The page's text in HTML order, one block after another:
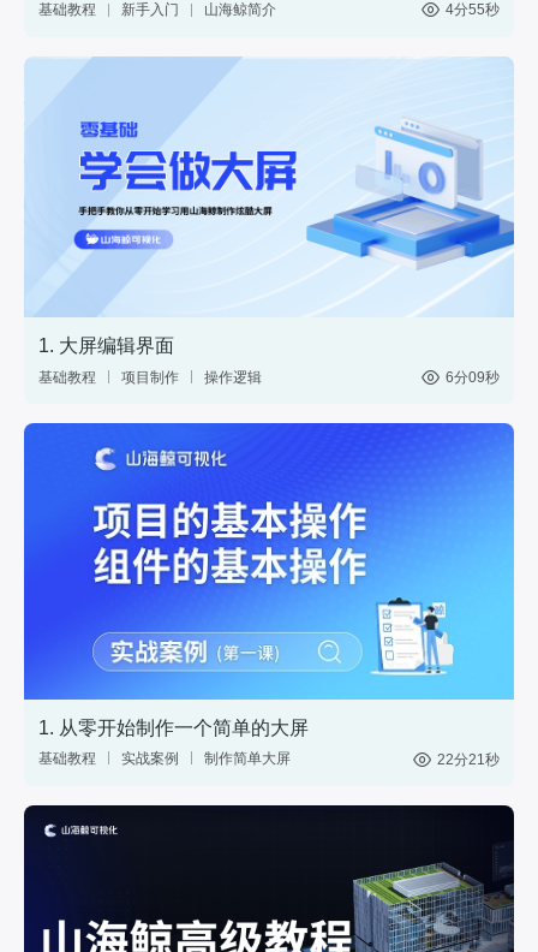
基础教程 新手入门 山海鲸简介 4分55秒
1. 大屏编辑界面
基础教程 项目制作 操作逻辑 6分09秒
1. 从零开始制作一个简单的大屏
基础教程 实战案例
制作简单大屏
22分21秒